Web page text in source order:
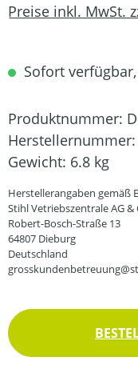
Preise inkl. MwSt.
Sofort
Produktnummer:
Herstellernummer:
Gewicht: 6.8 kg
Herstellerangaben gemäß
Stihl Vetriebszentrale AG &
Robert-Bosch-Straße 13
64807 Dieburg
Deutschland